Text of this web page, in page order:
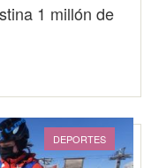
1 millón de
DEPORTES